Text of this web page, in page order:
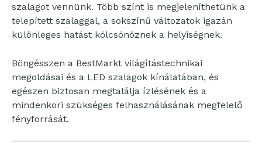
szalagot vennünk. Több színt is megjeleníthetünk a
telepített szalaggal, a sokszínű változatok igazán
különleges hatást kölcsönöznek a helyiségnek.
Böngésszen a BestMarkt világítástechnikai
megoldásai és a LED szalagok kínálatában, és
egészen biztosan megtalálja ízlésének és a
mindenkori szükséges felhasználásának megfelelő
fényforrását.